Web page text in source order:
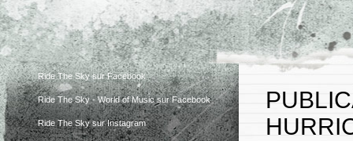
Ride The Sky sur Facebook
Ride The Sky - World of Music sur Facebook
Ride The Sky sur Instagram